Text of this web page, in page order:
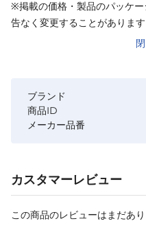
※掲載の価格・製品のパッケ
告なく変更することがありま
ブランド
商品ID
メーカー品番
カスタマーレビュー
この商品のレビューはまだあり